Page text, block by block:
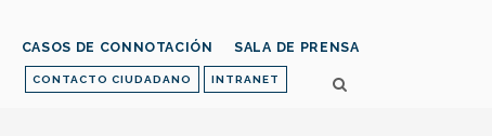
CONTACTO CIUDADANO INTRANET
CASOS DE CONNOTACIÓN SALA DE PRENSA